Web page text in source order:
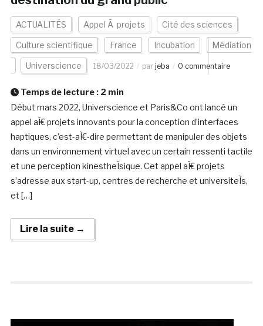
ACTUALITÉS Appel Ã projets Cité des sciences
Culture scientifique France Incubation Médiation
Universcience 18/03/2022 par jeba 0 commentaire
Temps de lecture : 2 min
Début mars 2022, Universcience et Paris&Co ont lancé un
appel aÌ€ projets innovants pour la conception d’interfaces
haptiques, c’est-aÌ€-dire permettant de manipuler des objets
dans un environnement virtuel avec un certain ressenti tactile
et une perception kinestheÌsique. Cet appel aÌ€ projets
s’adresse aux start-up, centres de recherche et universiteÌs,
et […]
Lire la suite →